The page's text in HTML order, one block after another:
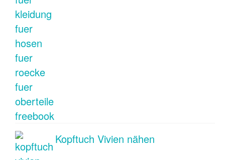
Kopftuch Vivien nähen